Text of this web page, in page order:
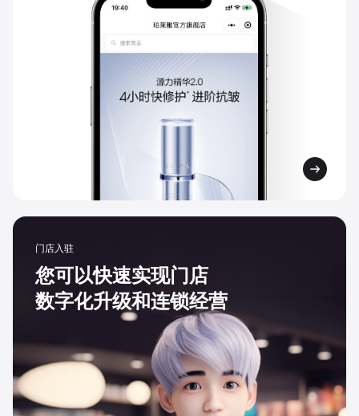
门店入驻
您可以快速实现门店
数字化升级和连锁经营